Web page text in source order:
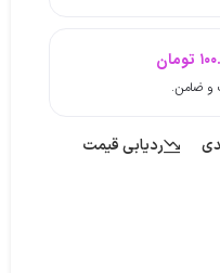
تومان
ردیابی قیمت